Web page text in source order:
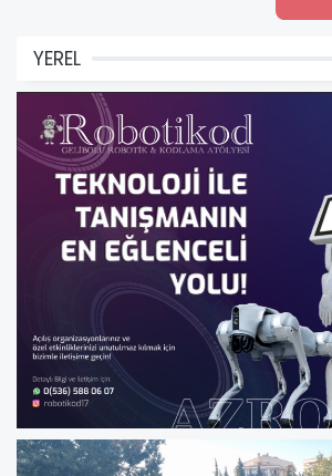
YEREL